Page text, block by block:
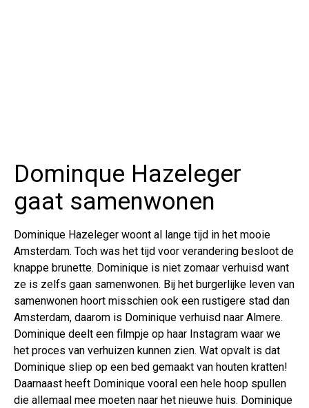
Dominque Hazeleger
gaat samenwonen
Dominique Hazeleger woont al lange tijd in het mooie
Amsterdam. Toch was het tijd voor verandering besloot de
knappe brunette. Dominique is niet zomaar verhuisd want
ze is zelfs gaan samenwonen. Bij het burgerlijke leven van
samenwonen hoort misschien ook een rustigere stad dan
Amsterdam, daarom is Dominique verhuisd naar Almere.
Dominique deelt een filmpje op haar Instagram waar we
het proces van verhuizen kunnen zien. Wat opvalt is dat
Dominique sliep op een bed gemaakt van houten kratten!
Daarnaast heeft Dominique vooral een hele hoop spullen
die allemaal mee moeten naar het nieuwe huis. Dominique